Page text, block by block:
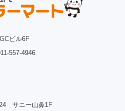
ビル6F
557-4946
サニー山鼻1F